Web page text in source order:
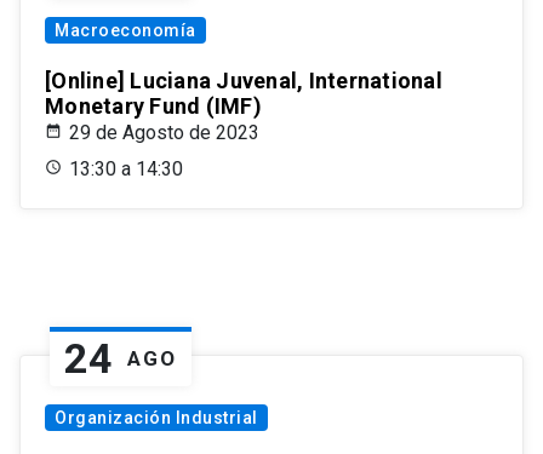
Macroeconomía
[Online] Luciana Juvenal, International
Monetary Fund (IMF)
29 de Agosto de 2023
13:30 a 14:30
24 AGO
Organización Industrial